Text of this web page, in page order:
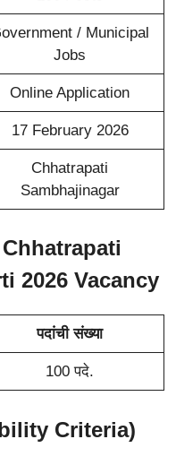
/ Municipal
Jobs
Online Application
17 February 2026
Chhatrapati
Sambhajinagar
2026 Vacancy
पदांची संख्या
100 पदे.
Criteria)